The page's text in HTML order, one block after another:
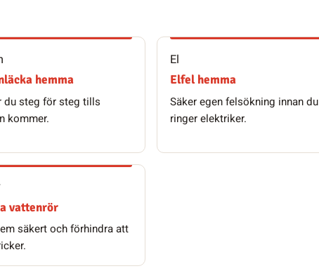
hemma
du steg för steg tills
kommer.
El
Elfel hemma
Säker egen felsökning innan du
ringer elektriker.
vattenrör
säkert och förhindra att